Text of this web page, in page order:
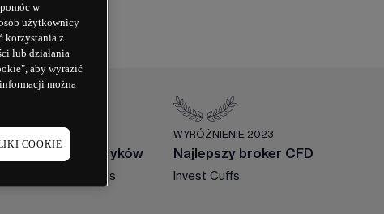
zespół analityków
Trader Awards
WYRÓŻNIENIE 2023
Najlepszy broker CFD
Invest Cuffs
w
użytkownicy
korzystania z
lub działania
aby wyrazić
można
COOKIE